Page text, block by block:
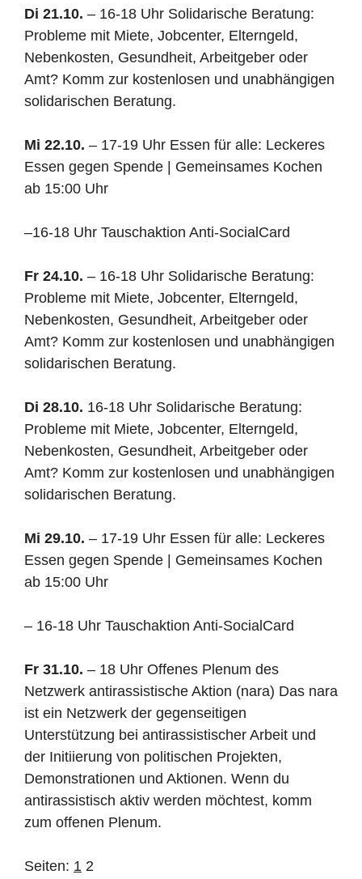
Di 21.10. – 16-18 Uhr Solidarische Beratung:
Probleme mit Miete, Jobcenter, Elterngeld,
Nebenkosten, Gesundheit, Arbeitgeber oder
Amt? Komm zur kostenlosen und unabhängigen
solidarischen Beratung.
Mi 22.10. – 17-19 Uhr Essen für alle: Leckeres
Essen gegen Spende | Gemeinsames Kochen
ab 15:00 Uhr
–16-18 Uhr Tauschaktion Anti-SocialCard
Fr 24.10. – 16-18 Uhr Solidarische Beratung:
Probleme mit Miete, Jobcenter, Elterngeld,
Nebenkosten, Gesundheit, Arbeitgeber oder
Amt? Komm zur kostenlosen und unabhängigen
solidarischen Beratung.
Di 28.10. 16-18 Uhr Solidarische Beratung:
Probleme mit Miete, Jobcenter, Elterngeld,
Nebenkosten, Gesundheit, Arbeitgeber oder
Amt? Komm zur kostenlosen und unabhängigen
solidarischen Beratung.
Mi 29.10. – 17-19 Uhr Essen für alle: Leckeres
Essen gegen Spende | Gemeinsames Kochen
ab 15:00 Uhr
– 16-18 Uhr Tauschaktion Anti-SocialCard
Fr 31.10. – 18 Uhr Offenes Plenum des
Netzwerk antirassistische Aktion (nara) Das nara
ist ein Netzwerk der gegenseitigen
Unterstützung bei antirassistischer Arbeit und
der Initiierung von politischen Projekten,
Demonstrationen und Aktionen. Wenn du
antirassistisch aktiv werden möchtest, komm
zum offenen Plenum.
Seiten: 1 2